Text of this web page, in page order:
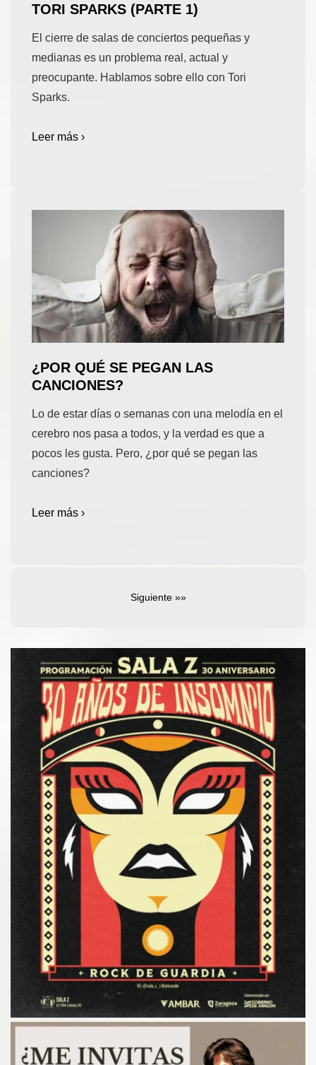
TORI SPARKS (PARTE 1)
El cierre de salas de conciertos pequeñas y
medianas es un problema real, actual y
preocupante. Hablamos sobre ello con Tori
Sparks.
Leer más ›
¿POR QUÉ SE PEGAN LAS
CANCIONES?
Lo de estar días o semanas con una melodía en el
cerebro nos pasa a todos, y la verdad es que a
pocos les gusta. Pero, ¿por qué se pegan las
canciones?
Leer más ›
entradas
Siguiente